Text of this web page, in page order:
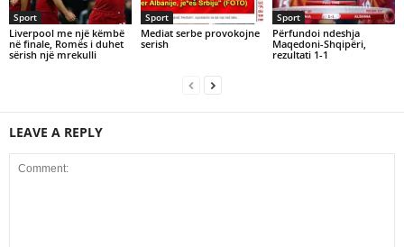
Sport
Liverpool me një këmbë
në finale, Romës i duhet
sërish një mrekulli
Sport
Mediat serbe provokojne
serish
Sport
Përfundoi ndeshja
Maqedoni-Shqipëri,
rezultati 1-1
LEAVE A REPLY